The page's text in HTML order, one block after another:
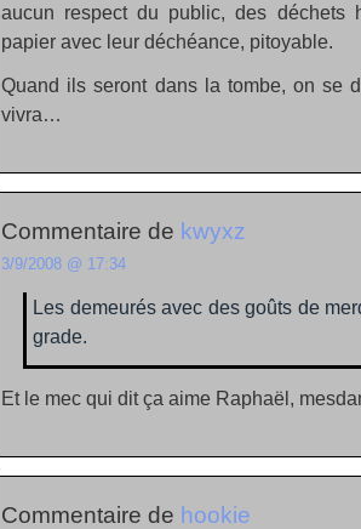
aucun respect du public, des déchets
papier avec leur déchéance, pitoyable.
Quand ils seront dans la tombe, on se
vivra…
Commentaire de kwyxz
3/9/2008 @ 17:34
Les demeurés avec des goûts de
grade.
Et le mec qui dit ça aime Raphaël,
Commentaire de hookie